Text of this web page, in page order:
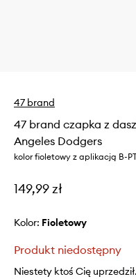
47 brand
47 brand czapka z
Angeles Dodgers
kolor fioletowy z aplikacją B-
149,99 zł
Kolor: fioletowy
Produkt niedostępny
Niestety ktoś Cię